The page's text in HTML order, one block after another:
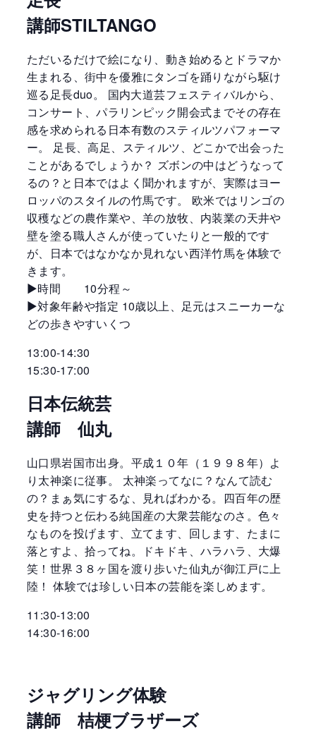
講師STILTANGO
ただいるだけで絵になり、動き始めるとドラマか
生まれる、街中を優雅にタンゴを踊りながら駆け
巡る足長duo。 国内大道芸フェスティバルから、
コンサート、パラリンピック開会式までその存在
感を求められる日本有数のスティルツパフォーマ
ー。 足長、高足、スティルツ、どこかで出会った
ことがあるでしょうか？ ズボンの中はどうなって
るの？と日本ではよく聞かれますが、実際はヨー
ロッパのスタイルの竹馬です。 欧米ではリンゴの
収穫などの農作業や、羊の放牧、内装業の天井や
壁を塗る職人さんが使っていたりと一般的です
が、日本ではなかなか見れない西洋竹馬を体験で
きます。
▶︎時間 10分程～
▶︎対象年齢や指定 10歳以上、足元はスニーカーな
どの歩きやすいくつ
13:00-14:30
15:30-17:00
日本伝統芸
講師 仙丸
山口県岩国市出身。平成１０年（１９９８年）よ
り太神楽に従事。 太神楽ってなに？なんて読む
の？まぁ気にするな、見ればわかる。四百年の歴
史を持つと伝わる純国産の大衆芸能なのさ。色々
なものを投げます、立てます、回します、たまに
落とすよ、拾ってね。ドキドキ、ハラハラ、大爆
笑！世界３８ヶ国を渡り歩いた仙丸が御江戸に上
陸！ 体験では珍しい日本の芸能を楽しめます。
11:30-13:00
14:30-16:00
ジャグリング体験
講師 桔梗ブラザーズ